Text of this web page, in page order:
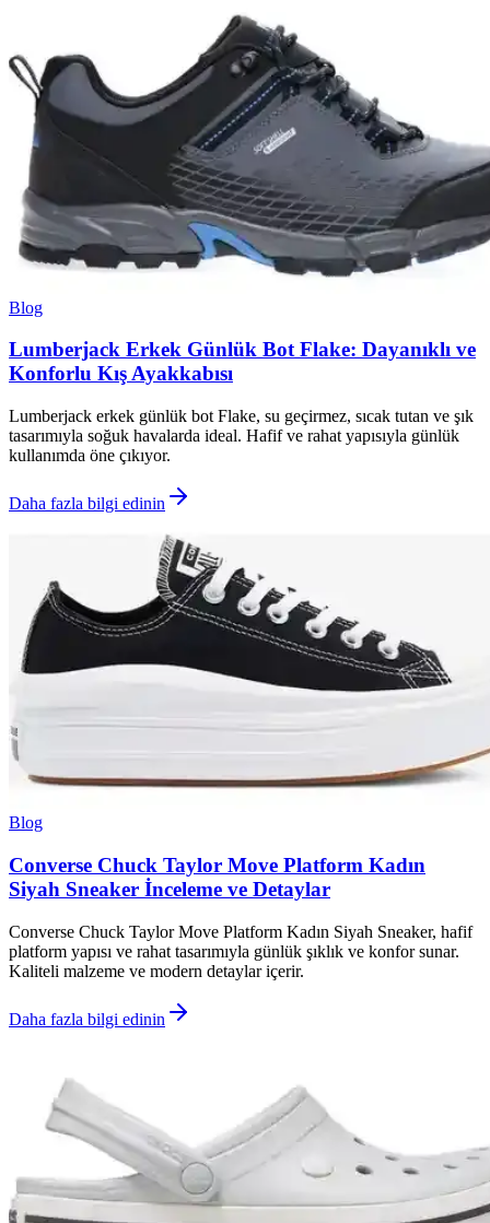
Blog
Lumberjack Erkek Günlük Bot Flake: Dayanıklı ve
Konforlu Kış Ayakkabısı
Lumberjack erkek günlük bot Flake, su geçirmez, sıcak tutan ve şık
tasarımıyla soğuk havalarda ideal. Hafif ve rahat yapısıyla günlük
kullanımda öne çıkıyor.
Daha fazla bilgi edinin
Blog
Converse Chuck Taylor Move Platform Kadın
Siyah Sneaker İnceleme ve Detaylar
Converse Chuck Taylor Move Platform Kadın Siyah Sneaker, hafif
platform yapısı ve rahat tasarımıyla günlük şıklık ve konfor sunar.
Kaliteli malzeme ve modern detaylar içerir.
Daha fazla bilgi edinin